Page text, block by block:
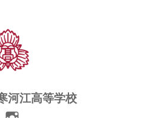
河江高等学校